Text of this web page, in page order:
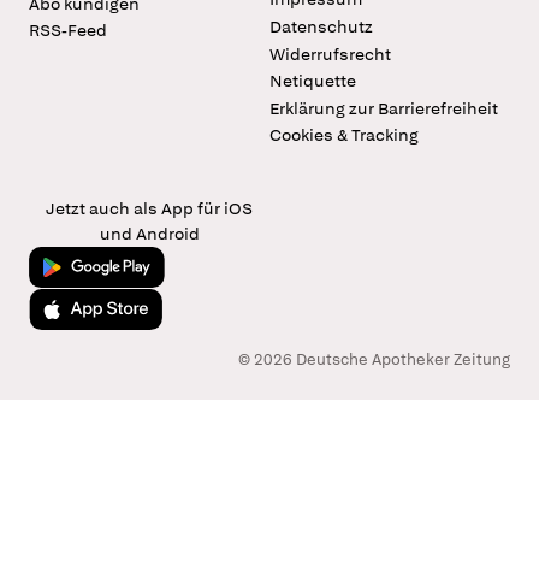
RSS-Feed
Datenschutz
Widerrufsrecht
Netiquette
Erklärung zur Barrierefreiheit
Cookies & Tracking
Jetzt auch als App für iOS
und Android
Jetzt bei Google Play
Laden im App Store
© 2026 Deutsche Apotheker Zeitung